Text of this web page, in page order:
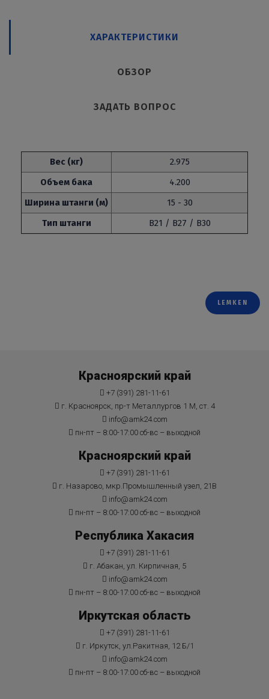
ХАРАКТЕРИСТИКИ
ОБЗОР
ЗАДАТЬ ВОПРОС
Вес (кг)
2.975
Объем бака
4.200
Ширина штанги (м)
15 - 30
Тип штанги
B21 / B27 / B30
LEMKEN
Красноярский край
+7 (391) 281-11-61
г. Красноярск, пр-т Металлургов 1 М, ст. 4
info@amk24.com
пн-пт – 8:00-17:00 сб-вс – выходной
Красноярский край
+7 (391) 281-11-61
г. Назарово, мкр.Промышленный узел, 21В
info@amk24.com
пн-пт – 8:00-17:00 сб-вс – выходной
Республика Хакасия
+7 (391) 281-11-61
г. Абакан, ул. Кирпичная, 5
info@amk24.com
пн-пт – 8:00-17:00 сб-вс – выходной
Иркутская область
+7 (391) 281-11-61
г. Иркутск, ул.Ракитная, 12 Б/1
info@amk24.com
пн-пт – 8:00-17:00 сб-вс – выходной